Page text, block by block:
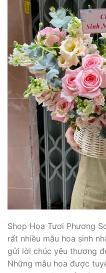
Shop Hoa Tươi Phương
rất nhiều mẫu hoa sinh
gửi lời chúc yêu thương
Những mẫu hoa được